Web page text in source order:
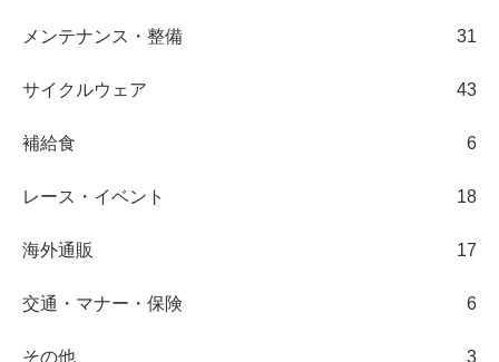
メンテナンス・整備 31
サイクルウェア 43
補給食 6
レース・イベント 18
海外通販 17
交通・マナー・保険 6
その他 3